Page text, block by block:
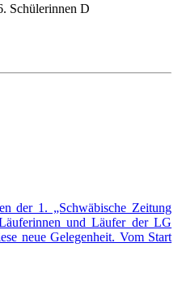
Schülerinnen D
der 1. „Schwäbische Zeitung
und Läufer der LG
neue Gelegenheit. Vom Start